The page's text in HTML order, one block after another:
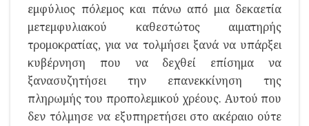
εμφύλιος πόλεμος και πάνω από μια δεκαετία
μετεμφυλιακού καθεστώτος αιματηρής
τρομοκρατίας, για να τολμήσει ξανά να υπάρξει
κυβέρνηση που να δεχθεί επίσημα να
ξανασυζητήσει την επανεκκίνηση της
πληρωμής του προπολεμικού χρέους. Αυτού που
δεν τόλμησε να εξυπηρετήσει στο ακέραιο ούτε